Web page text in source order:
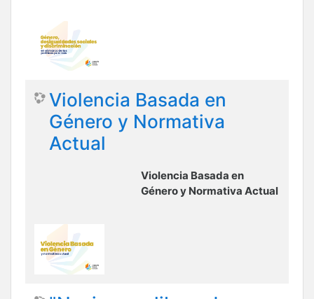
Violencia Basada en
Género y Normativa
Actual
Violencia Basada en
Género y Normativa Actual